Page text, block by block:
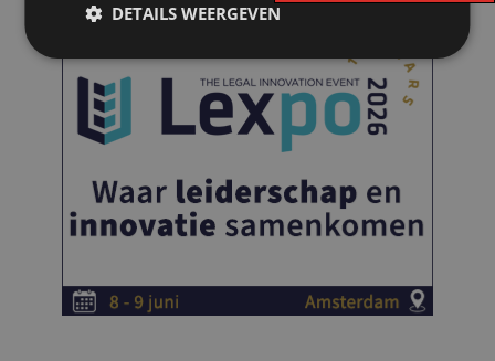
DETAILS WEERGEVEN